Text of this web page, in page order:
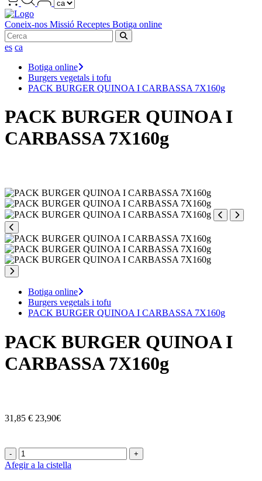
Coneix-nos Missió Receptes Botiga online
es ca
Botiga online
Burgers vegetals i tofu
PACK BURGER QUINOA I CARBASSA 7X160g
PACK BURGER QUINOA I
CARBASSA 7X160g
Botiga online
Burgers vegetals i tofu
PACK BURGER QUINOA I CARBASSA 7X160g
PACK BURGER QUINOA I
CARBASSA 7X160g
31,85 € 23,90€
- +
Afegir a la cistella